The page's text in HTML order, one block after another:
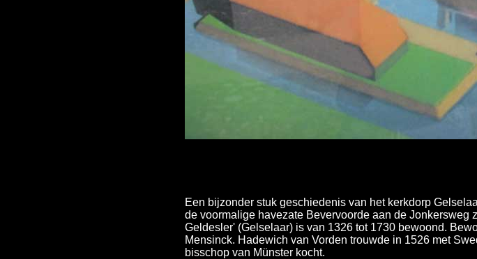
Een bijzonder stuk geschiedenis van het kerkdorp
de voormalige havezate Bevervoorde aan de
Geldesler' (Gelselaar) is van 1326 tot 1730 bewoond.
Mensinck. Hadewich van Vorden trouwde in 1526 met
bisschop van Münster kocht.